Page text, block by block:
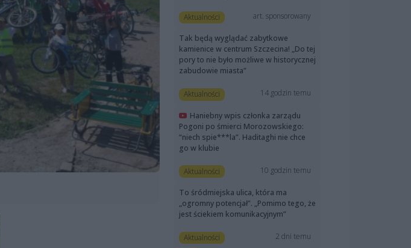
Aktualności art. sponsorowany
Tak będą wyglądać zabytkowe
kamienice w centrum Szczecina! „Do tej
pory to nie było możliwe w historycznej
zabudowie miasta”
Aktualności 14 godzin temu
Haniebny wpis członka zarządu
Pogoni po śmierci Morozowskiego:
“niech spie***la”. Haditaghi nie chce
go w klubie
Aktualności 10 godzin temu
To śródmiejska ulica, która ma
„ogromny potencjał”. „Pomimo tego, że
jest ściekiem komunikacyjnym”
Aktualności 2 dni temu